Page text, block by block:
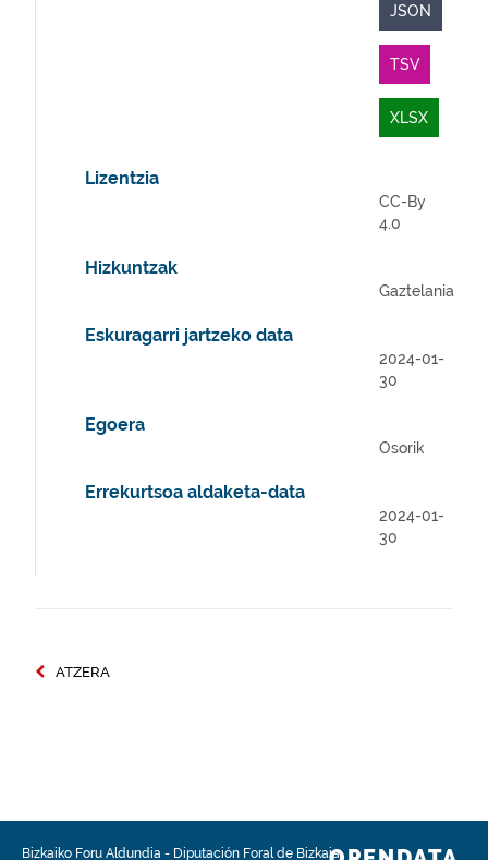
JSON
TSV
XLSX
Lizentzia
CC-By
4.0
Hizkuntzak
Gaztelania
Eskuragarri jartzeko data
2024-01-
30
Egoera
Osorik
Errekurtsoa aldaketa-data
2024-01-
30
ATZERA
Bizkaiko Foru Aldundia - Diputación Foral de Bizkaia